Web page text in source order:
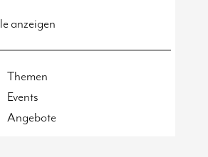
anzeigen
Themen
Events
Angebote